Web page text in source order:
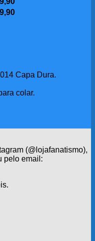
Capa Dura.
colar.
(@lojafanatismo),
pelo email: